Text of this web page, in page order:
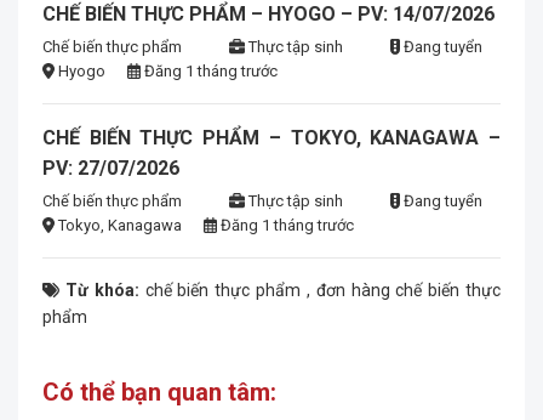
CHẾ BIẾN THỰC PHẨM – HYOGO – PV: 14/07/2026
Chế biến thực phẩm Thực tập sinh
Đang tuyển
Hyogo
Đăng 1 tháng trước
CHẾ BIẾN THỰC PHẨM – TOKYO, KANAGAWA –
PV: 27/07/2026
Chế biến thực phẩm Thực tập sinh
Đang tuyển
Tokyo, Kanagawa
Đăng 1 tháng trước
Từ khóa: chế biến thực phẩm , đơn hàng chế biến thực
phẩm
Có thể bạn quan tâm: